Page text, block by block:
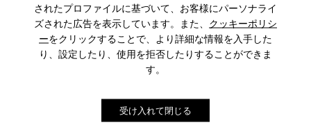
されたプロファイルに基づいて、お客様にパーソナライ
ズされた広告を表示しています。また、 クッキーポリシ
ーをクリックすることで、より詳細な情報を入手した
り、設定したり、使用を拒否したりすることができま
す。
受け入れて閉じる
Drift Trail
￥19,800
￥33,000 -40%
Drift Trail
￥24,640
￥35,200 -30%